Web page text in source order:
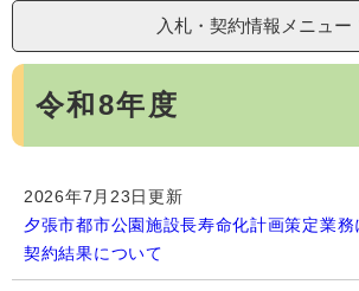
入札・契約情報メニュー
本
令和8年度
2026年7月23日更新
夕張市都市公園施設長寿命化計画策定業
契約結果について